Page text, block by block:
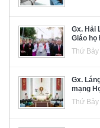
Gx. Hải
Giáo họ
Thứ
Gx.
mạng
Thứ